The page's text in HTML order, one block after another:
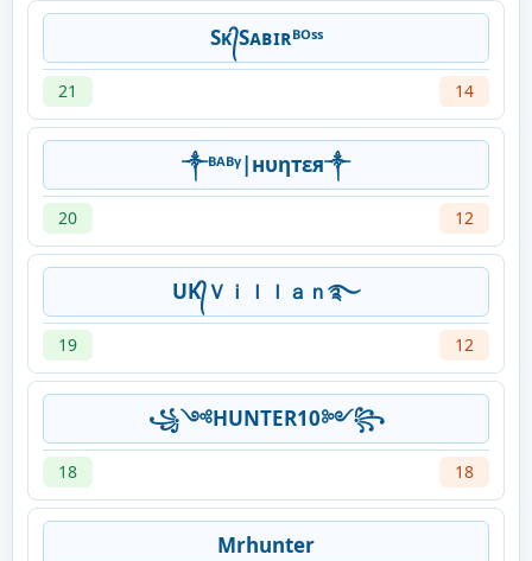
Sᴋ᭄Sᴀʙɪʀᴮᴼˢˢ
21 14
༒ᴮᴬᴮᵞ|нυηтεя༒
20 12
UK᭄Ｖｉｌｌａｎ࿐
19 12
꧁༺HUNTER10༻꧂
18 18
Mrhunter